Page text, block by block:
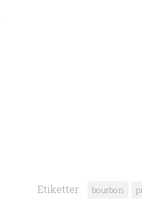
Etiketter: bourbon